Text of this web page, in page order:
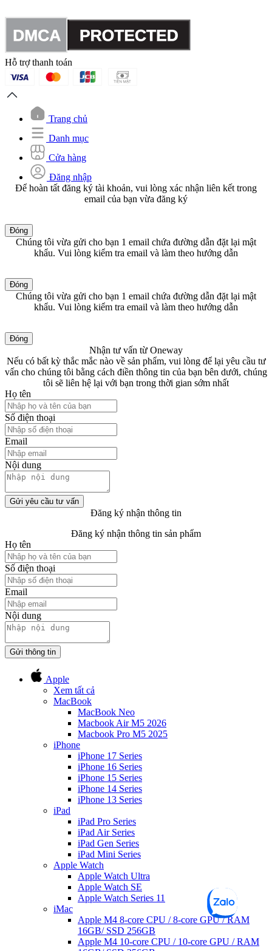
Hỗ trợ thanh toán
Trang chủ
Danh mục
Cửa hàng
Đăng nhập
Để hoàn tất đăng ký tài khoản, vui lòng xác nhận liên kết trong
email của bạn vừa đăng ký
Đóng
Chúng tôi vừa gửi cho bạn 1 email chứa đường dẫn đặt lại mật
khẩu. Vui lòng kiểm tra email và làm theo hướng dẫn
Đóng
Chúng tôi vừa gửi cho bạn 1 email chứa đường dẫn đặt lại mật
khẩu. Vui lòng kiểm tra email và làm theo hướng dẫn
Đóng
Nhận tư vấn từ Oneway
Nếu có bất kỳ thắc mắc nào về sản phẩm, vui lòng để lại yêu cầu tư
vấn cho chúng tôi bằng cách điền thông tin của bạn bên dưới, chúng
tôi sẽ liên hệ lại với bạn trong thời gian sớm nhất
Họ tên
Số điện thoại
Email
Nội dung
Gửi yêu cầu tư vấn
Đăng ký nhận thông tin
Đăng ký nhận thông tin sản phẩm
Họ tên
Số điện thoại
Email
Nội dung
Gửi thông tin
Apple
Xem tất cả
MacBook
MacBook Neo
Macbook Air M5 2026
Macbook Pro M5 2025
iPhone
iPhone 17 Series
iPhone 16 Series
iPhone 15 Series
iPhone 14 Series
iPhone 13 Series
iPad
iPad Pro Series
iPad Air Series
iPad Gen Series
iPad Mini Series
Apple Watch
Apple Watch Ultra
Apple Watch SE
Apple Watch Series 11
iMac
Apple M4 8-core CPU / 8-core GPU / RAM
16GB/ SSD 256GB
Apple M4 10-core CPU / 10-core GPU / RAM